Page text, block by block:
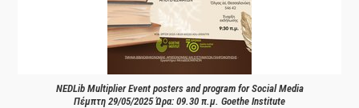
NEDLib Multiplier Event posters and program for Social Media
Πέμπτη 29/05/2025 Ώρα: 09.30 π.μ. Goethe Institute